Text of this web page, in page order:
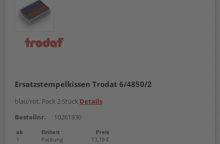
Ersatzstempelkissen Trodat 6/4850/2
blau/rot, Pack 2 Stück Details
Bestellnr.
10261930
ab Einheit
Preis
1
Packung 13,19 €